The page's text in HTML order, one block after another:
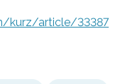
kurz/article/33387